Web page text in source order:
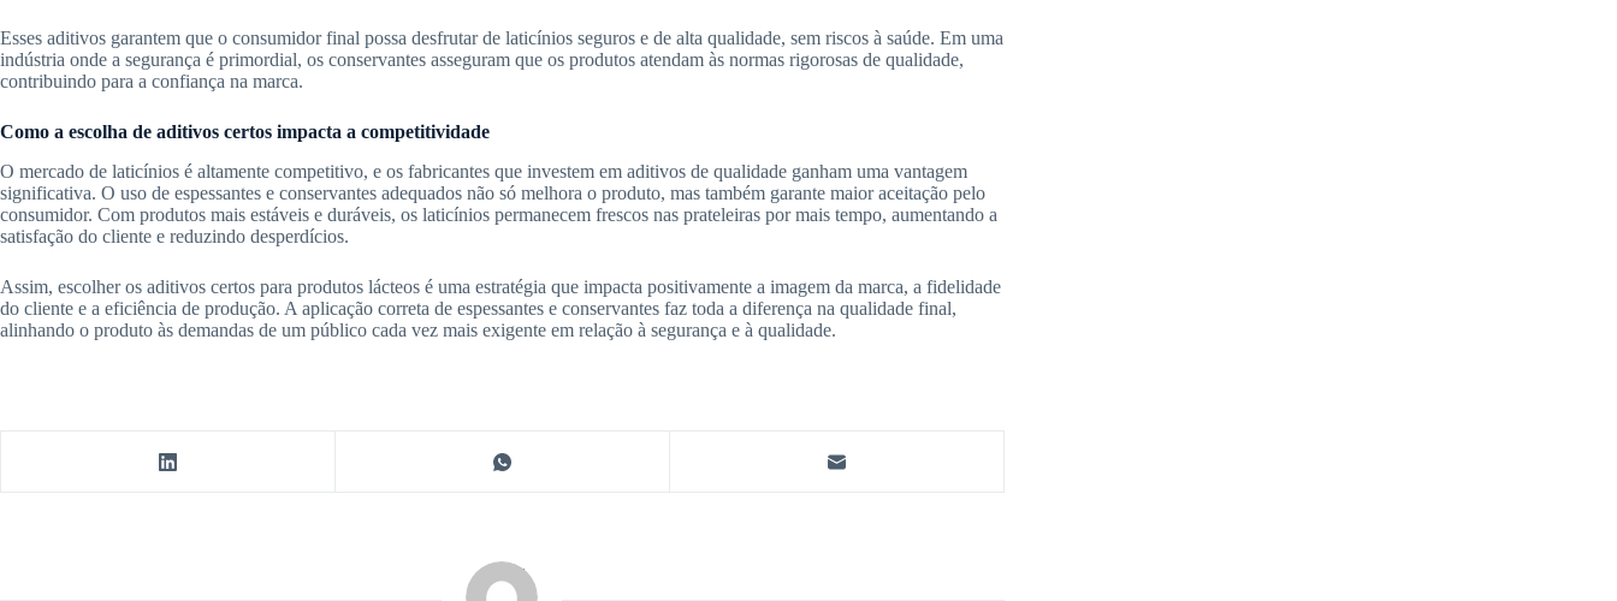
Esses aditivos garantem que o consumidor final possa desfrutar de laticínios seguros e de alta qualidade, sem riscos à saúde. Em uma
indústria onde a segurança é primordial, os conservantes asseguram que os produtos atendam às normas rigorosas de qualidade,
contribuindo para a confiança na marca.
Como a escolha de aditivos certos impacta a competitividade
O mercado de laticínios é altamente competitivo, e os fabricantes que investem em aditivos de qualidade ganham uma vantagem
significativa. O uso de espessantes e conservantes adequados não só melhora o produto, mas também garante maior aceitação pelo
consumidor. Com produtos mais estáveis e duráveis, os laticínios permanecem frescos nas prateleiras por mais tempo, aumentando a
satisfação do cliente e reduzindo desperdícios.
Assim, escolher os aditivos certos para produtos lácteos é uma estratégia que impacta positivamente a imagem da marca, a fidelidade
do cliente e a eficiência de produção. A aplicação correta de espessantes e conservantes faz toda a diferença na qualidade final,
alinhando o produto às demandas de um público cada vez mais exigente em relação à segurança e à qualidade.